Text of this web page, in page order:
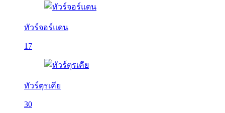
ทัวร์จอร์แดน
17
ทัวร์ตุรเคีย
30